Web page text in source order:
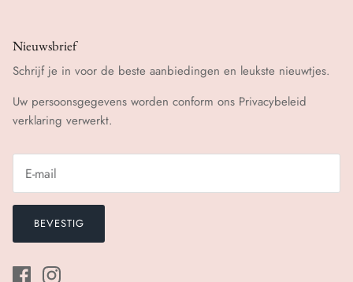
Nieuwsbrief
Schrijf je in voor de beste aanbiedingen en leukste nieuwtjes.
Uw persoonsgegevens worden conform ons Privacybeleid
verklaring verwerkt.
BEVESTIG